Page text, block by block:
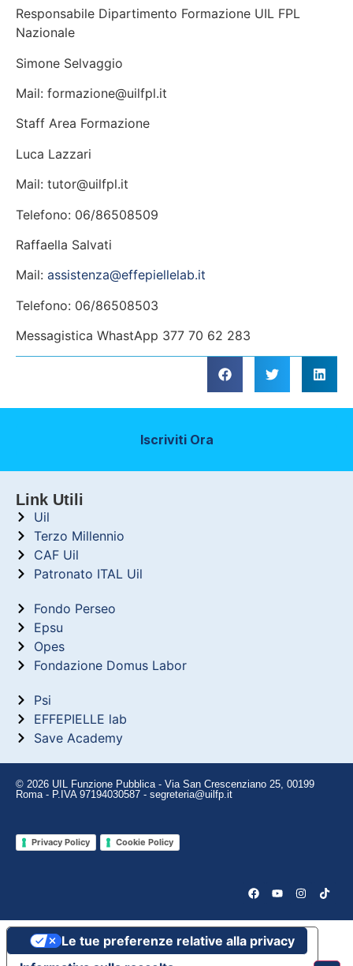
Responsabile Dipartimento Formazione UIL FPL
Nazionale
Simone Selvaggio
Mail: formazione@uilfpl.it
Staff Area Formazione
Luca Lazzari
Mail: tutor@uilfpl.it
Telefono: 06/86508509
Raffaella Salvati
Mail: assistenza@effepiellelab.it
Telefono: 06/86508503
Messagistica WhastApp 377 70 62 283
Iscriviti Ora
Link Utili
Uil
Terzo Millennio
CAF Uil
Patronato ITAL Uil
Fondo Perseo
Epsu
Opes
Fondazione Domus Labor
Psi
EFFEPIELLE lab
Save Academy
© 2026 UIL Funzione Pubblica - Via San Crescenziano 25, 00199
Roma - P.IVA 97194030587 - segreteria@uilfp.it
Privacy Policy Cookie Policy
Le tue preferenze relative alla privacy